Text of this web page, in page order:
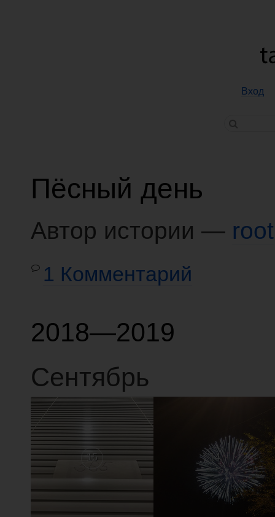
Вход
Пёсный день
Автор истории — root
1 Комментарий
2018—2019
Сентябрь
15 14